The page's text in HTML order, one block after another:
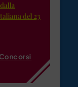
del 23